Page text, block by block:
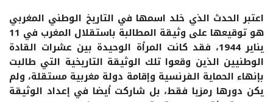
اعتبر الحدث الذي خلد اسمها في التاريخ الوطني المغربي
هو توقيعها على وثيقة المطالبة باستقلال المغرب في 11
يناير 1944، فقد كانت المرأة الوحيدة بين عشرات القادة
الوطنيين الذين وقعوا تلك الوثيقة التاريخية التي طالبت
بإنهاء الحماية الفرنسية وإقامة دولة مغربية مستقلة، ولم
يكن دورها رمزيا فقط، بل شاركت أيضا في إعداد الوثيقة